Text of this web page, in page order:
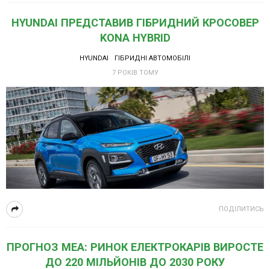
HYUNDAI ПРЕДСТАВИВ ГІБРИДНИЙ КРОСОВЕР
KONA HYBRID
HYUNDAI
ГІБРИДНІ АВТОМОБІЛІ
7 РОКІВ ТОМУ
ПОДІЛИТИСЬ
ПРОГНОЗ МЕА: РИНОК ЕЛЕКТРОКАРІВ ВИРОСТЕ
ДО 220 МІЛЬЙОНІВ ДО 2030 РОКУ